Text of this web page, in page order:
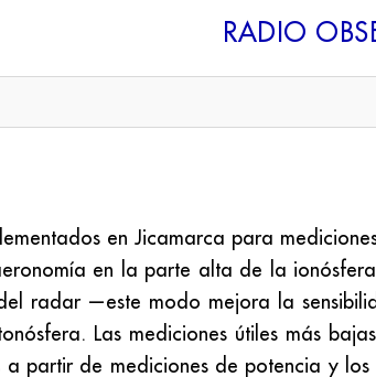
RADIO
en Jicamarca para
en la parte alta de la
radar —este modo mejora la
Las mediciones útiles más
partir de mediciones de potencia y